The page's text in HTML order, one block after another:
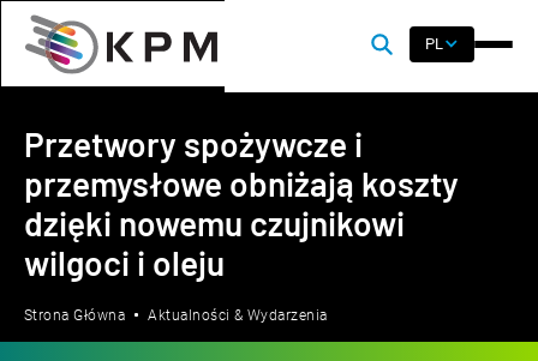
PL
Przetwory spożywcze i
przemysłowe obniżają koszty
dzięki nowemu czujnikowi
wilgoci i oleju
Strona Główna Aktualności & Wydarzenia